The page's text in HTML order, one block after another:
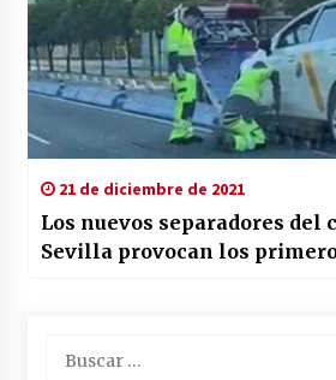
21 de diciembre de 2021
Los nuevos separadores del
Sevilla provocan los